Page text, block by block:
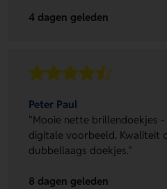
4 dagen geleden
Peter Paul
"Mooie nette brillendoekjes
digitale voorbeeld. Kwaliteit
dubbellaags doekjes."
8 dagen geleden